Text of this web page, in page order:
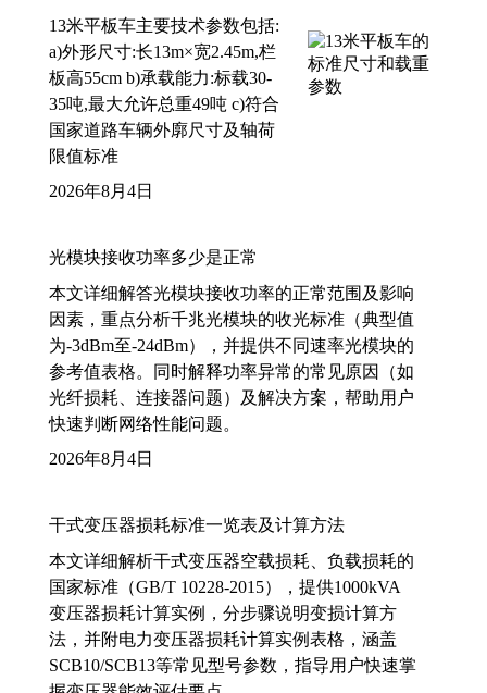
13米平板车主要技术参数包括:
a)外形尺寸:长13m×宽2.45m,栏
板高55cm b)承载能力:标载30-
35吨,最大允许总重49吨 c)符合
国家道路车辆外廓尺寸及轴荷
限值标准
2026年8月4日
光模块接收功率多少是正常
本文详细解答光模块接收功率的正常范围及影响
因素，重点分析千兆光模块的收光标准（典型值
为-3dBm至-24dBm），并提供不同速率光模块的
参考值表格。同时解释功率异常的常见原因（如
光纤损耗、连接器问题）及解决方案，帮助用户
快速判断网络性能问题。
2026年8月4日
干式变压器损耗标准一览表及计算方法
本文详细解析干式变压器空载损耗、负载损耗的
国家标准（GB/T 10228-2015），提供1000kVA
变压器损耗计算实例，分步骤说明变损计算方
法，并附电力变压器损耗计算实例表格，涵盖
SCB10/SCB13等常见型号参数，指导用户快速掌